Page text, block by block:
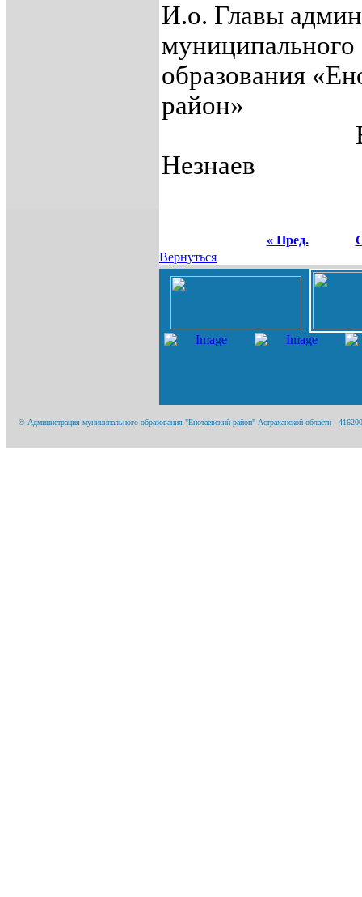
И.о. Главы
муниципального
образования
район»
Незнаев
« Пред.
Вернуться
© Администрация муниципального образования "Енотаевский район" Астраханской области